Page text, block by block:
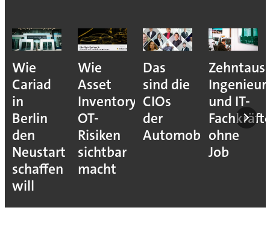
Wie
Cariad
in
Berlin
den
Neustart
schaffen
will
Wie
Asset
Inventory
OT-
Risiken
sichtbar
macht
Das
sind die
CIOs
der
Automobilindustrie
und IT-
ohne
Job